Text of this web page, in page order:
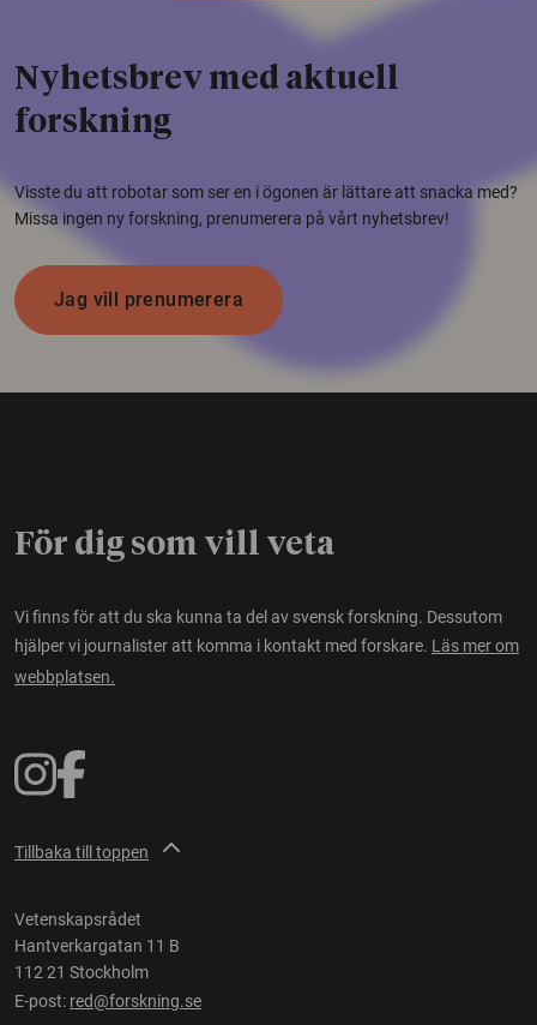
Nyhetsbrev med aktuell
forskning
Visste du att robotar som ser en i ögonen är lättare att snacka med?
Missa ingen ny forskning, prenumerera på vårt nyhetsbrev!
Jag vill prenumerera
För dig som vill veta
Vi finns för att du ska kunna ta del av svensk forskning. Dessutom
hjälper vi journalister att komma i kontakt med forskare. Läs mer om
webbplatsen.
Tillbaka till toppen
Vetenskapsrådet
Hantverkargatan 11 B
112 21 Stockholm
E-post: red@forskning.se